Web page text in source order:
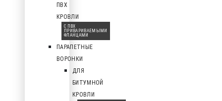
ПВХ
КРОВЛИ
С ПВХ
ПРИВАРИВАЕМЫМИ
ФЛАНЦАМИ
ПАРАПЕТНЫЕ
ВОРОНКИ
ДЛЯ
БИТУМНОЙ
КРОВЛИ